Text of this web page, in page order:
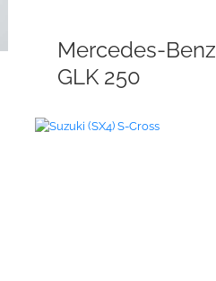
Mercedes-Benz
GLK 250